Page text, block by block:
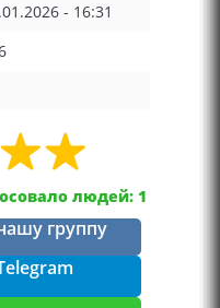
- 16:31
людей: 1
группу